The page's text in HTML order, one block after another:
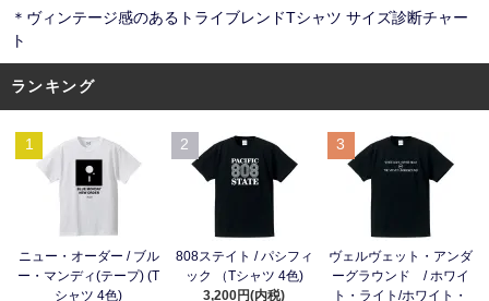
＊ヴィンテージ感のあるトライブレンドTシャツ サイズ診断チャー
ト
ランキング
1
ニュー・オーダー / ブル
ー・マンディ(テープ) (T
シャツ 4色)
2
808ステイト / パシフィ
ック （Tシャツ 4色)
3,200円(内税)
3
ヴェルヴェット・アンダ
ーグラウンド / ホワイ
ト・ライト/ホワイト・